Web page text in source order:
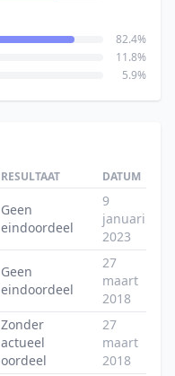
82.4%
11.8%
5.9%
RESULTAAT DATUM
Geen
eindoordeel
9
januari
2023
Geen
eindoordeel
27
maart
2018
Zonder
actueel
oordeel
27
maart
2018